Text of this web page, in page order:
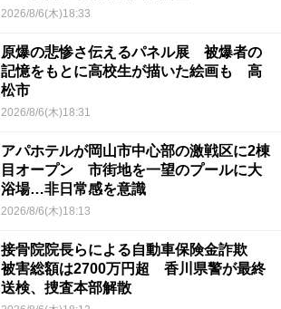
2026/8/6(木)18:33
原爆の悲惨さ伝えるパネル展 被爆者の
記憶をもとに高校生が描いた絵画も 高
松市
2026/8/6(木)18:31
アパホテルが岡山市中心部の激戦区に2棟
目オープン 市街地を一望のプールに大
浴場…非日常感を意識
2026/8/6(木)18:13
接骨院院長らによる自動車保険金詐欺
被害総額は2700万円超 香川県警が最終
送検、捜査本部解散